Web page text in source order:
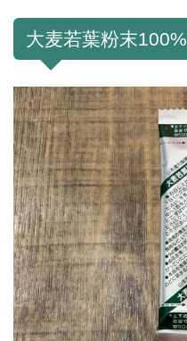
大麦若葉粉末